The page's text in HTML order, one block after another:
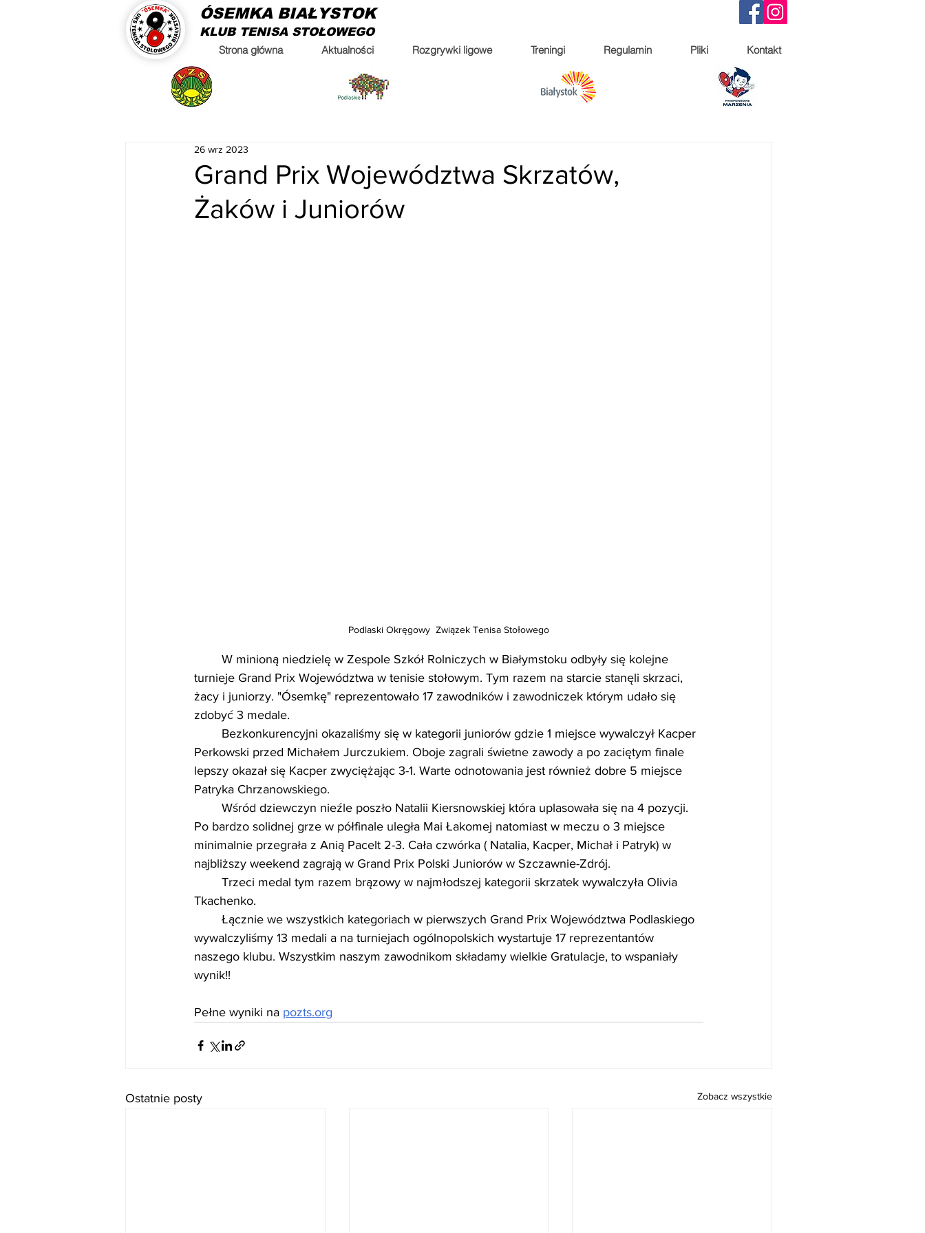
ÓSEMKA BIAŁYSTOK
KLUB TENISA STOŁOWEGO
Strona główna
Aktualności Rozgrywki ligowe Treningi Regulamin Pliki Kontakt
Grand Prix Województwa Skrzatów,
Żaków i Juniorów
26 wrz 2023
Podlaski Okręgowy  Związek Tenisa Stołowego
turnieje Grand Prix Województwa w tenisie stołowym. Tym razem na starcie stanęli skrzaci,
żacy i juniorzy. "Ósemkę" reprezentowało 17 zawodników i zawodniczek którym udało się
zdobyć 3 medale.
Perkowski przed Michałem Jurczukiem. Oboje zagrali świetne zawody a po zaciętym finale
lepszy okazał się Kacper zwyciężając 3-1. Warte odnotowania jest również dobre 5 miejsce
Patryka Chrzanowskiego.
Po bardzo solidnej grze w półfinale uległa Mai Łakomej natomiast w meczu o 3 miejsce
minimalnie przegrała z Anią Pacelt 2-3. Cała czwórka ( Natalia, Kacper, Michał i Patryk) w
najbliższy weekend zagrają w Grand Prix Polski Juniorów w Szczawnie-Zdrój.
Tkachenko.
wywalczyliśmy 13 medali a na turniejach ogólnopolskich wystartuje 17 reprezentantów
naszego klubu. Wszystkim naszym zawodnikom składamy wielkie Gratulacje, to wspaniały
wynik!!
Pełne wyniki na pozts.org
Ostatnie posty Zobacz wszystkie